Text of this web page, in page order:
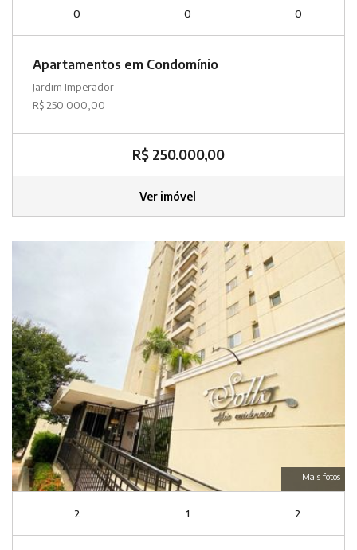
0 0 0
Apartamentos em Condomínio
Jardim Imperador
R$ 250.000,00
R$ 250.000,00
Ver imóvel
Mais fotos
2 1 2